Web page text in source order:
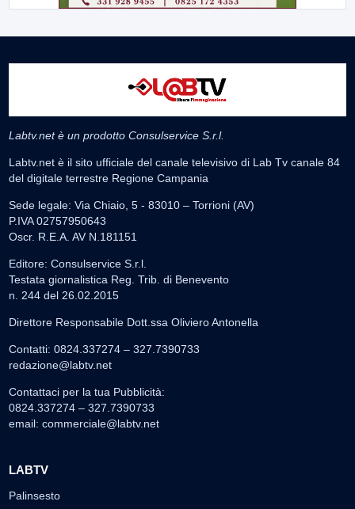
Labtv.net è un prodotto Consulservice S.r.l.
Labtv.net è il sito ufficiale del canale televisivo di Lab Tv canale 84
del digitale terrestre Regione Campania
Sede legale: Via Chiaio, 5 - 83010 – Torrioni (AV)
P.IVA 02757950643
Oscr. R.E.A. AV N.181151
Editore: Consulservice S.r.l.
Testata giornalistica Reg. Trib. di Benevento
n. 244 del 26.02.2015
Direttore Responsabile Dott.ssa Oliviero Antonella
Contatti: 0824.337274 – 327.7390733
redazione@labtv.net
Contattaci per la tua Pubblicità:
0824.337274 – 327.7390733
email: commerciale@labtv.net
LABTV
Palinsesto